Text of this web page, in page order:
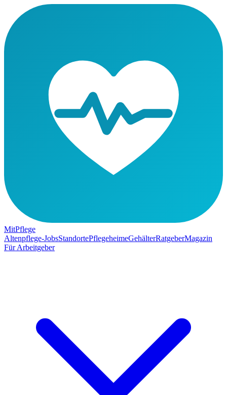
MitPflege
Altenpflege-JobsStandortePflegeheimeGehälterRatgeberMagazin
Für Arbeitgeber